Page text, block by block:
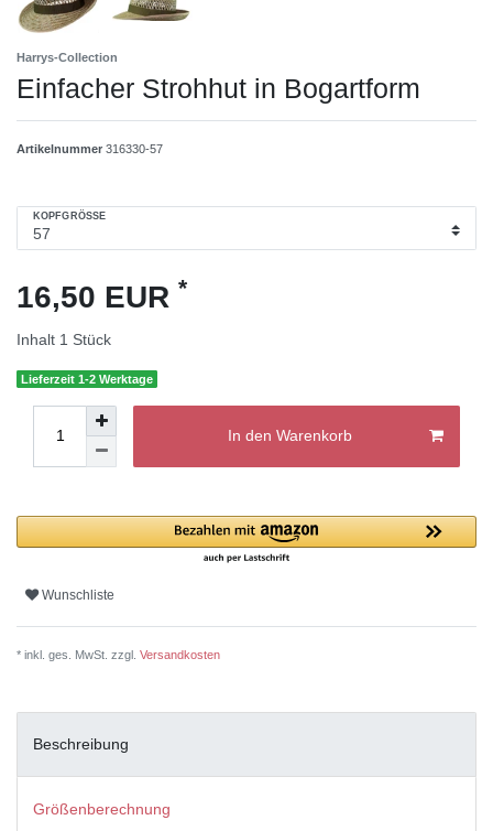
Harrys-Collection
Einfacher Strohhut in Bogartform
Artikelnummer 316330-57
KOPFGRÖSSE
16,50 EUR *
Inhalt 1 Stück
Lieferzeit 1-2 Werktage
In den Warenkorb
Wunschliste
* inkl. ges. MwSt. zzgl. Versandkosten
Beschreibung
Größenberechnung